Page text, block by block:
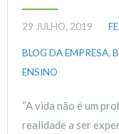
29 JULHO, 2019
BLOG DA EMPRESA,
ENSINO
“A vida não é um
realidade a ser